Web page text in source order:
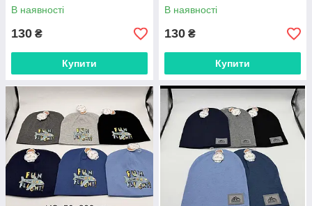
В наявності
130 ₴
Купити
В наявності
130 ₴
Купити